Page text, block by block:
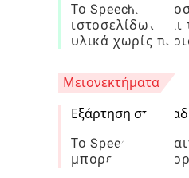
Το Speechify
ιστοσελίδων
υλικά χωρίς
Μειονεκτήματα
Εξάρτηση στο
Το Speechify
μπορεί να